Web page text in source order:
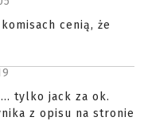
cenią, że
tylko jack za ok.
z opisu na stronie